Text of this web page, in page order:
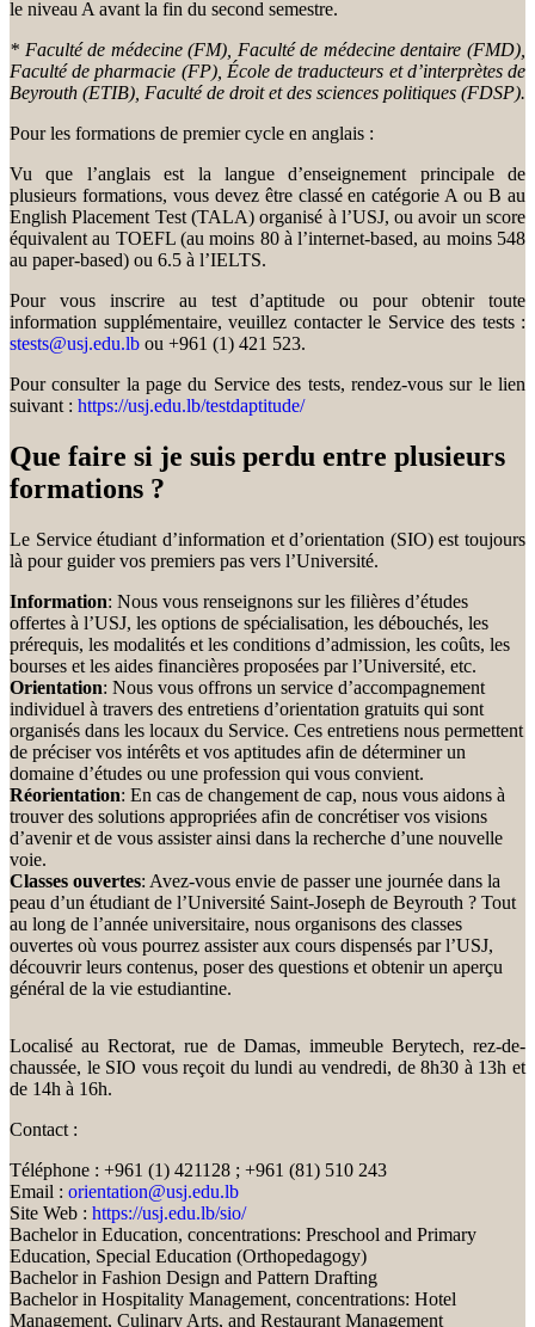
le niveau A avant la fin du second semestre.
* Faculté de médecine (FM), Faculté de médecine dentaire (FMD),
Faculté de pharmacie (FP), École de traducteurs et d’interprètes de
Beyrouth (ETIB), Faculté de droit et des sciences politiques (FDSP).
Pour les formations de premier cycle en anglais :
Vu que l’anglais est la langue d’enseignement principale de
plusieurs formations, vous devez être classé en catégorie A ou B au
English Placement Test (TALA) organisé à l’USJ, ou avoir un score
équivalent au TOEFL (au moins 80 à l’internet-based, au moins 548
au paper-based) ou 6.5 à l’IELTS.
Pour vous inscrire au test d’aptitude ou pour obtenir toute
information supplémentaire, veuillez contacter le Service des tests :
stests@usj.edu.lb ou +961 (1) 421 523.
Pour consulter la page du Service des tests, rendez-vous sur le lien
suivant : https://usj.edu.lb/testdaptitude/
Que faire si je suis perdu entre plusieurs
formations ?
Le Service étudiant d’information et d’orientation (SIO) est toujours
là pour guider vos premiers pas vers l’Université.
Information: Nous vous renseignons sur les filières d’études
offertes à l’USJ, les options de spécialisation, les débouchés, les
prérequis, les modalités et les conditions d’admission, les coûts, les
bourses et les aides financières proposées par l’Université, etc.
Orientation: Nous vous offrons un service d’accompagnement
individuel à travers des entretiens d’orientation gratuits qui sont
organisés dans les locaux du Service. Ces entretiens nous permettent
de préciser vos intérêts et vos aptitudes afin de déterminer un
domaine d’études ou une profession qui vous convient.
Réorientation: En cas de changement de cap, nous vous aidons à
trouver des solutions appropriées afin de concrétiser vos visions
d’avenir et de vous assister ainsi dans la recherche d’une nouvelle
voie.
Classes ouvertes: Avez-vous envie de passer une journée dans la
peau d’un étudiant de l’Université Saint-Joseph de Beyrouth ? Tout
au long de l’année universitaire, nous organisons des classes
ouvertes où vous pourrez assister aux cours dispensés par l’USJ,
découvrir leurs contenus, poser des questions et obtenir un aperçu
général de la vie estudiantine.
Localisé au Rectorat, rue de Damas, immeuble Berytech, rez-de-
chaussée, le SIO vous reçoit du lundi au vendredi, de 8h30 à 13h et
de 14h à 16h.
Contact :
Téléphone : +961 (1) 421128 ; +961 (81) 510 243
Email : orientation@usj.edu.lb
Site Web : https://usj.edu.lb/sio/
Bachelor in Education, concentrations: Preschool and Primary
Education, Special Education (Orthopedagogy)
Bachelor in Fashion Design and Pattern Drafting
Bachelor in Hospitality Management, concentrations: Hotel
Management, Culinary Arts, and Restaurant Management